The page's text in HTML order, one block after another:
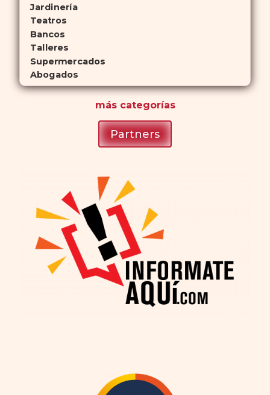
Jardinería
Teatros
Bancos
Talleres
Supermercados
Abogados
máscategorías
Partners